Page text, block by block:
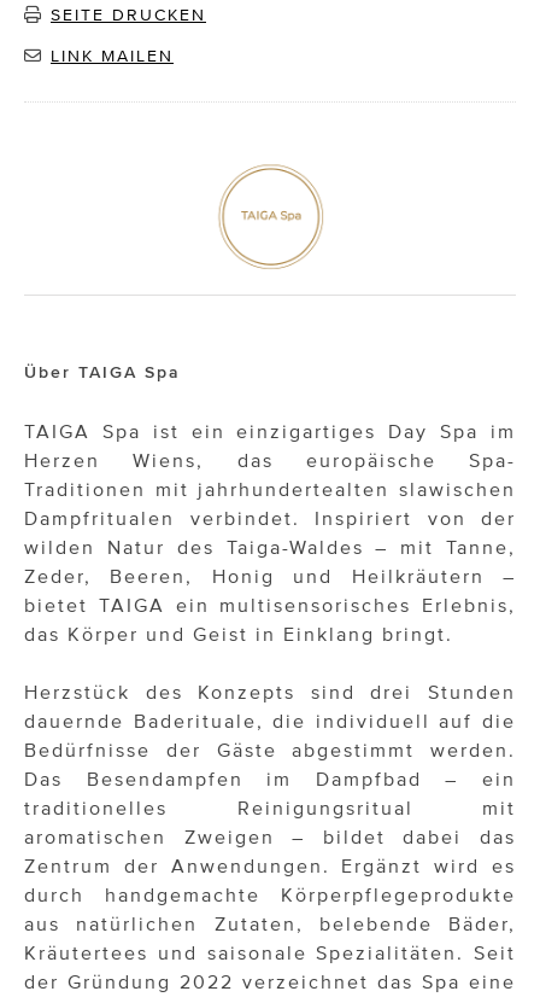
SEITE DRUCKEN
LINK MAILEN
Über TAIGA Spa
TAIGA Spa ist ein einzigartiges Day Spa im
Herzen Wiens, das europäische Spa-
Traditionen mit jahrhundertealten slawischen
Dampfritualen verbindet. Inspiriert von der
wilden Natur des Taiga-Waldes – mit Tanne,
Zeder, Beeren, Honig und Heilkräutern –
bietet TAIGA ein multisensorisches Erlebnis,
das Körper und Geist in Einklang bringt.
Herzstück des Konzepts sind drei Stunden
dauernde Baderituale, die individuell auf die
Bedürfnisse der Gäste abgestimmt werden.
Das Besendampfen im Dampfbad – ein
traditionelles Reinigungsritual mit
aromatischen Zweigen – bildet dabei das
Zentrum der Anwendungen. Ergänzt wird es
durch handgemachte Körperpflegeprodukte
aus natürlichen Zutaten, belebende Bäder,
Kräutertees und saisonale Spezialitäten. Seit
der Gründung 2022 verzeichnet das Spa eine